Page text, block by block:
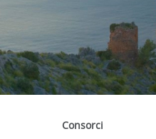
Consorci